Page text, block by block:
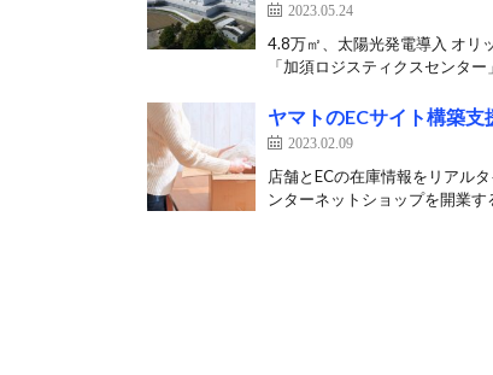
2023.05.24
4.8万㎡、太陽光発電導入 オリ
「加須ロジスティクスセンタ
ヤマトのECサイト構築
2023.02.09
店舗とECの在庫情報をリアル
ンターネットショップを開業